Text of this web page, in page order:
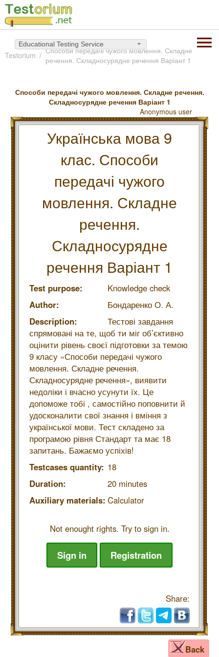
Educational Testing Service
Testorium
Способи передачі чужого мовлення. Складне
речення. Складносурядне речення Варіант 1
Способи передачі чужого мовлення. Складне речення.
Складносурядне речення Варіант 1
Anonymous user
Українська мова 9
клас. Способи
передачі чужого
мовлення. Складне
речення.
Складносурядне
речення Варіант 1
Test purpose:
Knowledge check
Author:
Бондаренко О. А.
Description:
Тестові завдання
спрямовані на те, щоб ти міг об’єктивно
оцінити рівень своєї підготовки за темою
9 класу «Способи передачі чужого
мовлення. Складне речення.
Складносурядне речення», виявити
недоліки і вчасно усунути їх. Це
допоможе тобі , самостійно поповнити й
удосконалити свої знання і вміння з
української мови. Тест складено за
програмою рівня Стандарт та має 18
запитань. Бажаємо успіхів!
Testcases quantity: 18
Duration:
20 minutes
Auxiliary materials: Calculator
Not enought rights. Try to sign in.
Sign in Registration
Share:
Back